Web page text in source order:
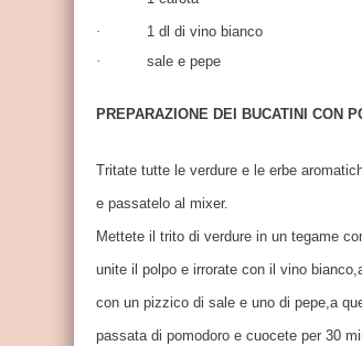
·
1 dl di vino bianco
·
sale e pepe
PREPARAZIONE DEI BUCATINI CON
Tritate tutte le verdure e le erbe
e passatelo al mixer.
Mettete il trito di verdure in un tegame
unite il polpo e irrorate con il vino
con un pizzico di sale e uno di pepe,a
passata di pomodoro e cuocete per 30